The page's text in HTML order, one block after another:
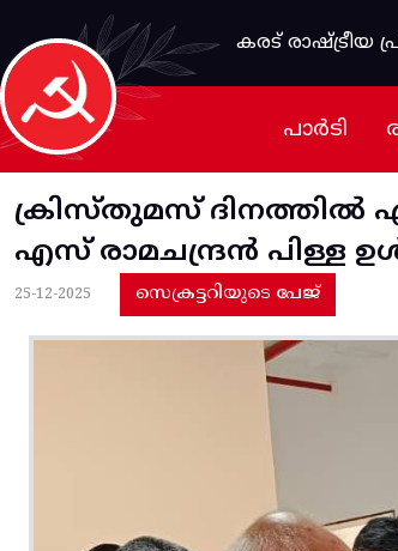
Skip to main content
കരട് രാഷ്ട്രീയ
പാർടി
ക്രിസ്തുമസ് ദിനത്തിൽ
എസ് രാമചന്ദ്രൻ പിള്ള
25-12-2025 സെക്രട്ടറിയുടെ പേജ്